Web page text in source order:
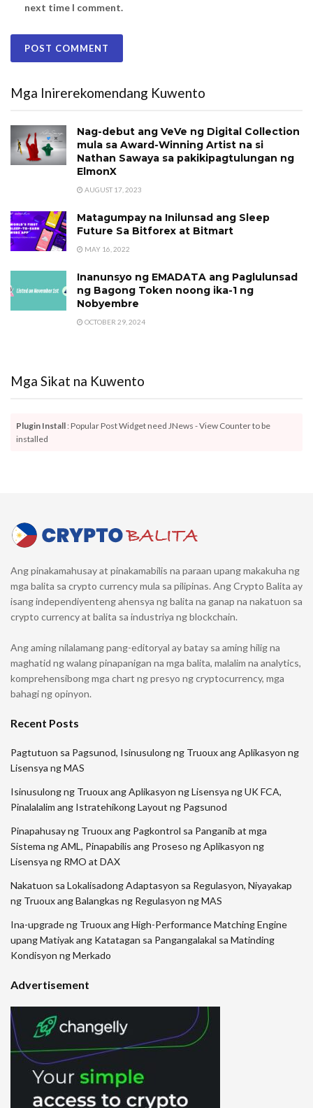
next time I comment.
Mga Inirerekomendang Kuwento
Nag-debut ang VeVe ng Digital Collection
mula sa Award-Winning Artist na si
Nathan Sawaya sa pakikipagtulungan ng
ElmonX
AUGUST 17, 2023
Matagumpay na Inilunsad ang Sleep
Future Sa Bitforex at Bitmart
MAY 16, 2022
Inanunsyo ng EMADATA ang Paglulunsad
ng Bagong Token noong ika-1 ng
Nobyembre
OCTOBER 29, 2024
Mga Sikat na Kuwento
Plugin Install : Popular Post Widget need JNews - View Counter to be
installed
Ang pinakamahusay at pinakamabilis na paraan upang makakuha ng
mga balita sa crypto currency mula sa pilipinas. Ang Crypto Balita ay
isang independiyenteng ahensya ng balita na ganap na nakatuon sa
crypto currency at balita sa industriya ng blockchain.
Ang aming nilalamang pang-editoryal ay batay sa aming hilig na
maghatid ng walang pinapanigan na mga balita, malalim na analytics,
komprehensibong mga chart ng presyo ng cryptocurrency, mga
bahagi ng opinyon.
Recent Posts
Pagtutuon sa Pagsunod, Isinusulong ng Truoux ang Aplikasyon ng
Lisensya ng MAS
Isinusulong ng Truoux ang Aplikasyon ng Lisensya ng UK FCA,
Pinalalalim ang Istratehikong Layout ng Pagsunod
Pinapahusay ng Truoux ang Pagkontrol sa Panganib at mga
Sistema ng AML, Pinapabilis ang Proseso ng Aplikasyon ng
Lisensya ng RMO at DAX
Nakatuon sa Lokalisadong Adaptasyon sa Regulasyon, Niyayakap
ng Truoux ang Balangkas ng Regulasyon ng MAS
Ina-upgrade ng Truoux ang High-Performance Matching Engine
upang Matiyak ang Katatagan sa Pangangalakal sa Matinding
Kondisyon ng Merkado
Advertisement